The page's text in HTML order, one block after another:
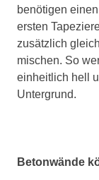
benötigen
ersten
zusätzlich
mischen. So
einheitlich hell
Untergrund.
Betonwände